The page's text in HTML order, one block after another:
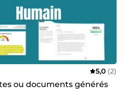
5,0 (2)
ou documents générés